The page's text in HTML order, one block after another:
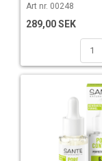
Art nr. 00248
289,00 SEK